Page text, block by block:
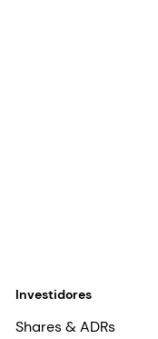
Investidores
Shares & ADRs